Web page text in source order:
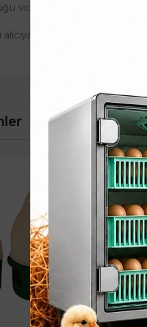
vidalama haznesi: 4.5 cm *
aittir ve ürüne göre